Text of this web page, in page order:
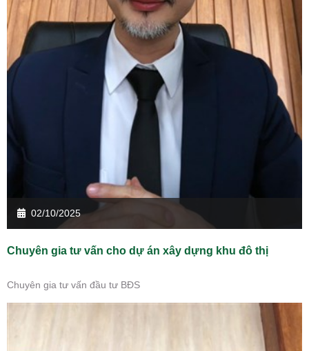
02/10/2025
Chuyên gia tư vấn cho dự án xây dựng khu đô thị
Chuyên gia tư vấn đầu tư BĐS